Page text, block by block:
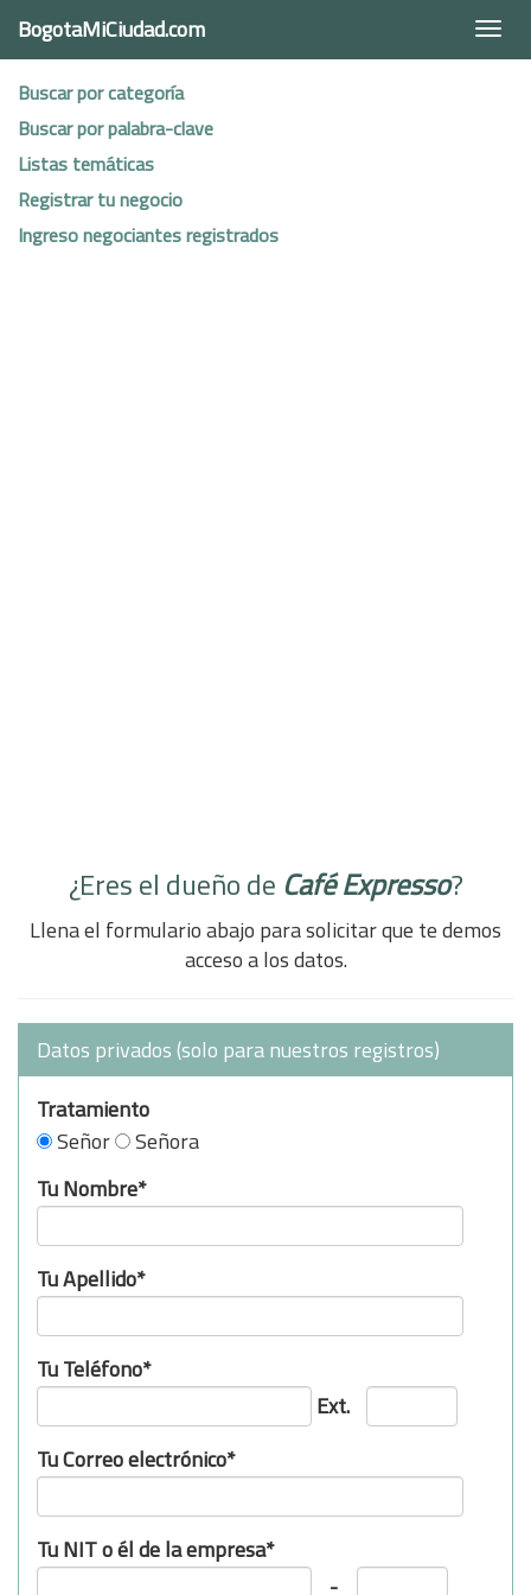
BogotaMiCiudad.com
Buscar por categoría
Buscar por palabra-clave
Listas temáticas
Registrar tu negocio
Ingreso negociantes registrados
¿Eres el dueño de Café Expresso?
Llena el formulario abajo para solicitar que te demos
acceso a los datos.
Datos privados (solo para nuestros registros)
Tratamiento
Señor
Señora
Tu Nombre*
Tu Apellido*
Tu Teléfono*
Ext.
Tu Correo electrónico*
Tu NIT o él de la empresa*
-